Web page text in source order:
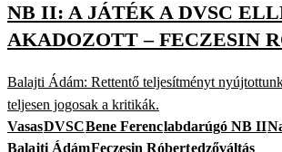
NB II: A JÁTÉK A DVSC
AKADOZOTT – FECZESIN
Balajti Ádám: Rettentő teljesítményt
teljesen jogosak a kritikák.
VasasDVSCBene Ferenclabdarúgó NB II
Balajti ÁdámFeczesin Róbertedzőváltás